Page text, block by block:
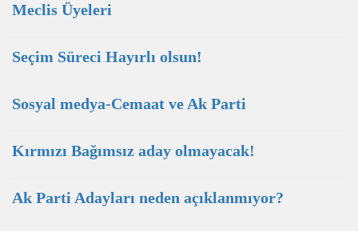
Meclis Üyeleri
Seçim Süreci Hayırlı olsun!
Sosyal medya-Cemaat ve Ak Parti
Kırmızı Bağımsız aday olmayacak!
Ak Parti Adayları neden açıklanmıyor?